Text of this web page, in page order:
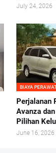
July 24, 2026
BIAYA
Perjalanan
Avanza
Pilihan
June 16, 2026